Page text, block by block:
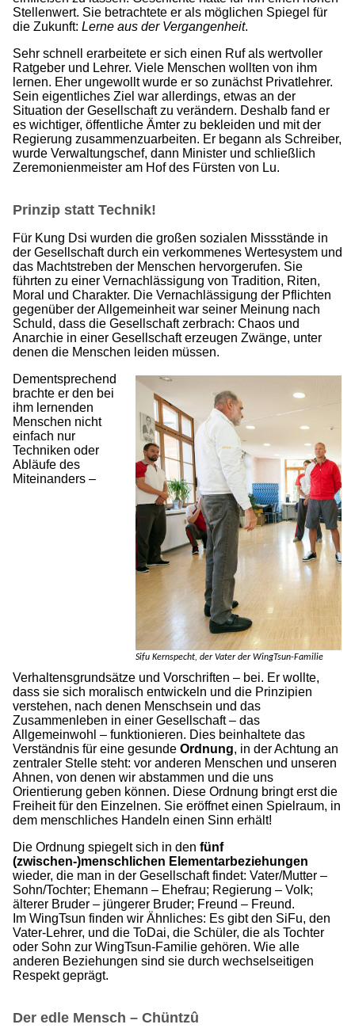
Stellenwert. Sie betrachtete er als möglichen Spiegel für
die Zukunft: Lerne aus der Vergangenheit.
Sehr schnell erarbeitete er sich einen Ruf als wertvoller
Ratgeber und Lehrer. Viele Menschen wollten von ihm
lernen. Eher ungewollt wurde er so zunächst Privatlehrer.
Sein eigentliches Ziel war allerdings, etwas an der
Situation der Gesellschaft zu verändern. Deshalb fand er
es wichtiger, öffentliche Ämter zu bekleiden und mit der
Regierung zusammenzuarbeiten. Er begann als Schreiber,
wurde Verwaltungschef, dann Minister und schließlich
Zeremonienmeister am Hof des Fürsten von Lu.
Prinzip statt Technik!
Für Kung Dsi wurden die großen sozialen Missstände in
der Gesellschaft durch ein verkommenes Wertesystem und
das Machtstreben der Menschen hervorgerufen. Sie
führten zu einer Vernachlässigung von Tradition, Riten,
Moral und Charakter. Die Vernachlässigung der Pflichten
gegenüber der Allgemeinheit war seiner Meinung nach
Schuld, dass die Gesellschaft zerbrach: Chaos und
Anarchie in einer Gesellschaft erzeugen Zwänge, unter
denen die Menschen leiden müssen.
Sifu Kernspecht, der Vater der WingTsun-Familie
Dementsprechend
brachte er den bei
ihm lernenden
Menschen nicht
einfach nur
Techniken oder
Abläufe des
Miteinanders –
Verhaltensgrundsätze und Vorschriften – bei. Er wollte,
dass sie sich moralisch entwickeln und die Prinzipien
verstehen, nach denen Menschsein und das
Zusammenleben in einer Gesellschaft – das
Allgemeinwohl – funktionieren. Dies beinhaltete das
Verständnis für eine gesunde Ordnung, in der Achtung an
zentraler Stelle steht: vor anderen Menschen und unseren
Ahnen, von denen wir abstammen und die uns
Orientierung geben können. Diese Ordnung bringt erst die
Freiheit für den Einzelnen. Sie eröffnet einen Spielraum, in
dem menschliches Handeln einen Sinn erhält!
Die Ordnung spiegelt sich in den fünf
(zwischen-)menschlichen Elementarbeziehungen
wieder, die man in der Gesellschaft findet: Vater/Mutter –
Sohn/Tochter; Ehemann – Ehefrau; Regierung – Volk;
älterer Bruder – jüngerer Bruder; Freund – Freund.
Im WingTsun finden wir Ähnliches: Es gibt den SiFu, den
Vater-Lehrer, und die ToDai, die Schüler, die als Tochter
oder Sohn zur WingTsun-Familie gehören. Wie alle
anderen Beziehungen sind sie durch wechselseitigen
Respekt geprägt.
Der edle Mensch – Chüntzû